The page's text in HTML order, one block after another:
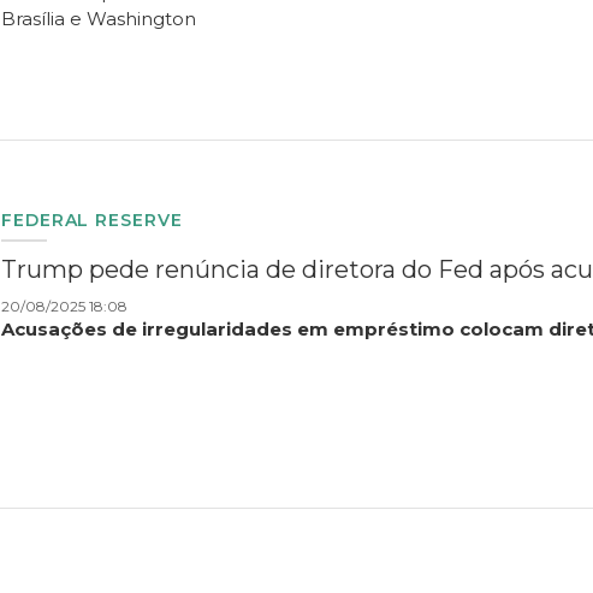
Brasília e Washington
FEDERAL RESERVE
Trump pede renúncia de diretora do Fed após
20/08/2025 18:08
Acusações de irregularidades em empréstimo colocam